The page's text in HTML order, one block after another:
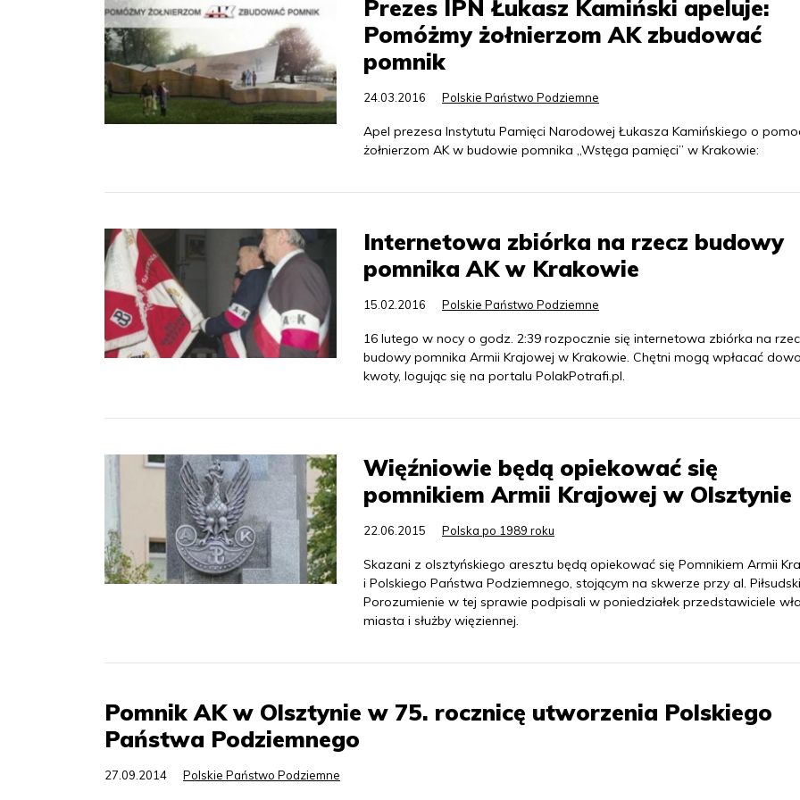
Prezes IPN Łukasz Kamiński apeluje:
Pomóżmy żołnierzom AK zbudować
pomnik
24.03.2016 Polskie Państwo Podziemne
Apel prezesa Instytutu Pamięci Narodowej Łukasza Kamińskiego o
żołnierzom AK w budowie pomnika „Wstęga pamięci” w Krakowie:
Internetowa zbiórka na rzecz budowy
pomnika AK w Krakowie
15.02.2016 Polskie Państwo Podziemne
16 lutego w nocy o godz. 2:39 rozpocznie się internetowa zbiórka na
budowy pomnika Armii Krajowej w Krakowie. Chętni mogą wpłacać
kwoty, logując się na portalu PolakPotrafi.pl.
Więźniowie będą opiekować się
pomnikiem Armii Krajowej w Olsztynie
22.06.2015 Polska po 1989 roku
Skazani z olsztyńskiego aresztu będą opiekować się Pomnikiem Armii
i Polskiego Państwa Podziemnego, stojącym na skwerze przy al.
Porozumienie w tej sprawie podpisali w poniedziałek przedstawiciele
miasta i służby więziennej.
Pomnik AK w Olsztynie w 75. rocznicę utworzenia Polskiego
Państwa Podziemnego
27.09.2014 Polskie Państwo Podziemne